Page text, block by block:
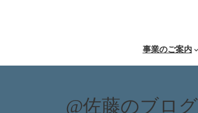
事業のご案内
@佐藤のブログ